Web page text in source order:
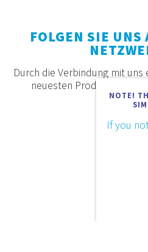
NOTE!
If you
FOLGEN SIE UNS
Durch die Verbindung mit uns
neuesten Produkte,